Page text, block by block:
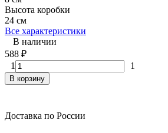
Высота коробки
24 см
Все характеристики
В наличии
588 ₽
1
1
В корзину
Доставка по России